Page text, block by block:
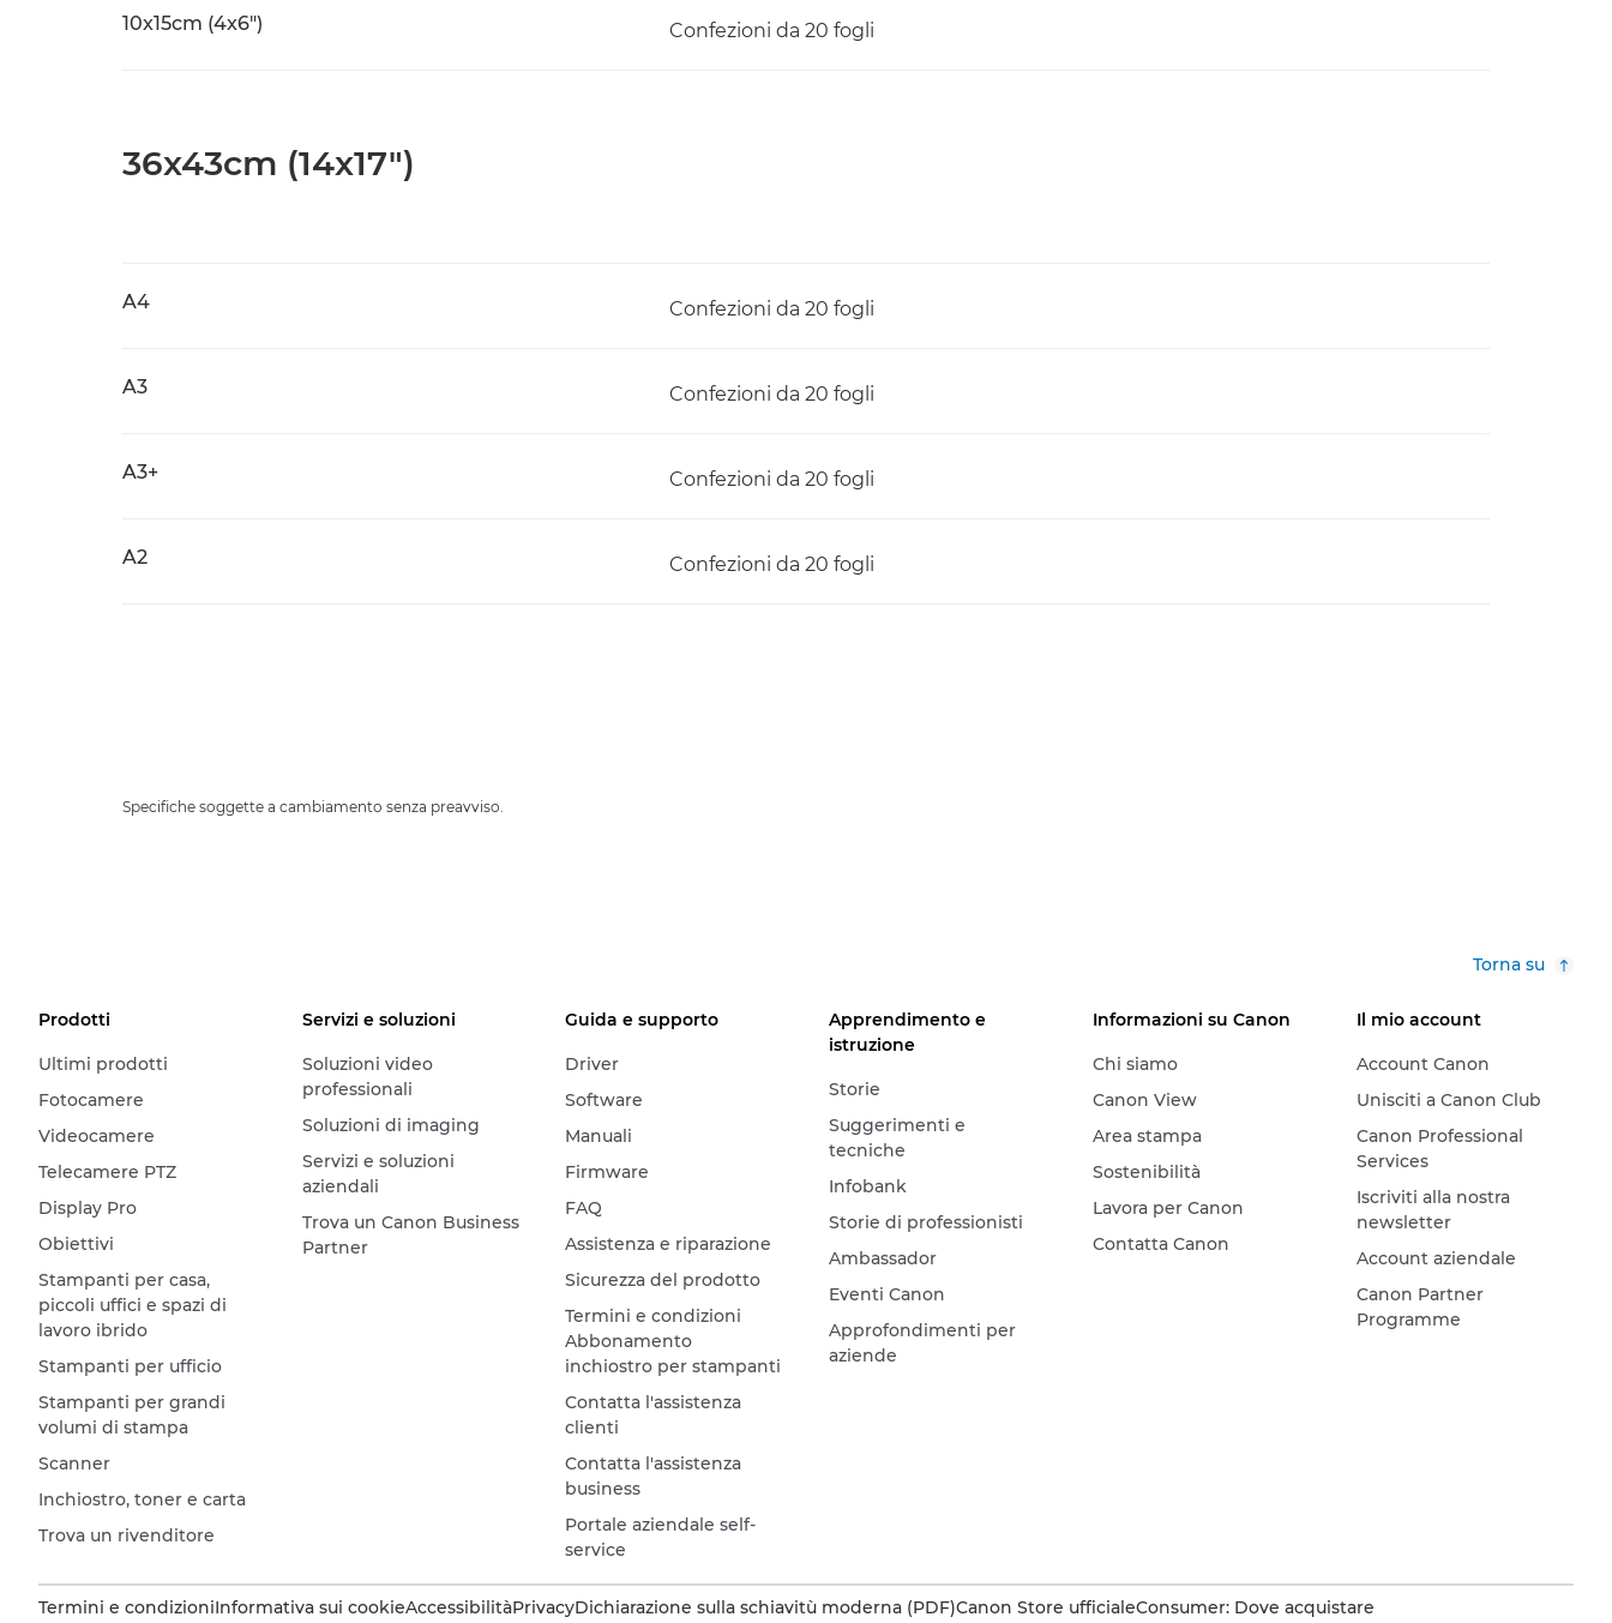
10x15cm (4x6") Confezioni da 20 fogli
36x43cm (14x17")
A4 Confezioni da 20 fogli
A3 Confezioni da 20 fogli
A3+ Confezioni da 20 fogli
A2 Confezioni da 20 fogli
Specifiche soggette a cambiamento senza preavviso.
Torna su
Prodotti
Ultimi prodotti
Fotocamere
Videocamere
Telecamere PTZ
Display Pro
Obiettivi
Stampanti per casa,
piccoli uffici e spazi di
lavoro ibrido
Stampanti per ufficio
Stampanti per grandi
volumi di stampa
Scanner
Inchiostro, toner e carta
Trova un rivenditore
Servizi e soluzioni
Soluzioni video
professionali
Soluzioni di imaging
Servizi e soluzioni
aziendali
Trova un Canon Business
Partner
Guida e supporto
Driver
Software
Manuali
Firmware
FAQ
Assistenza e riparazione
Sicurezza del prodotto
Termini e condizioni
Abbonamento
inchiostro per stampanti
Contatta l'assistenza
clienti
Contatta l'assistenza
business
Portale aziendale self-
service
Apprendimento e
istruzione
Storie
Suggerimenti e
tecniche
Infobank
Storie di professionisti
Ambassador
Eventi Canon
Approfondimenti per
aziende
Informazioni su Canon
Chi siamo
Canon View
Area stampa
Sostenibilità
Lavora per Canon
Contatta Canon
Il mio account
Account Canon
Unisciti a Canon Club
Canon Professional
Services
Iscriviti alla nostra
newsletter
Account aziendale
Canon Partner
Programme
Termini e condizioniInformativa sui cookieAccessibilitàPrivacyDichiarazione sulla schiavitù moderna (PDF)Canon Store ufficialeConsumer: Dove acquistare